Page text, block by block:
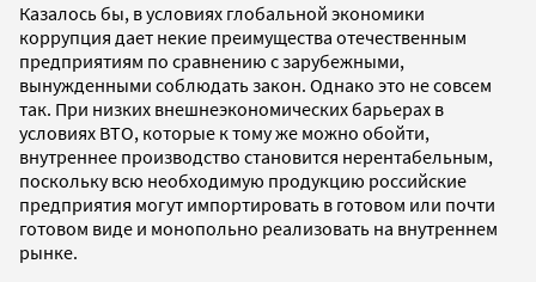
Казалось бы, в условиях глобальной экономики
коррупция дает некие преимущества отечественным
предприятиям по сравнению с зарубежными,
вынужденными соблюдать закон. Однако это не совсем
так. При низких внешнеэкономических барьерах в
условиях ВТО, которые к тому же можно обойти,
внутреннее производство становится нерентабельным,
поскольку всю необходимую продукцию российские
предприятия могут импортировать в готовом или почти
готовом виде и монопольно реализовать на внутреннем
рынке.